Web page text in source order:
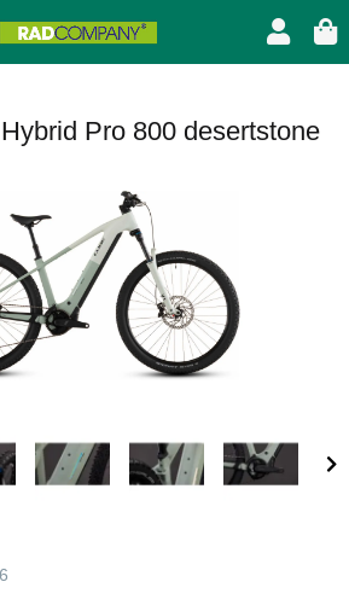
Pro 800 desertstone